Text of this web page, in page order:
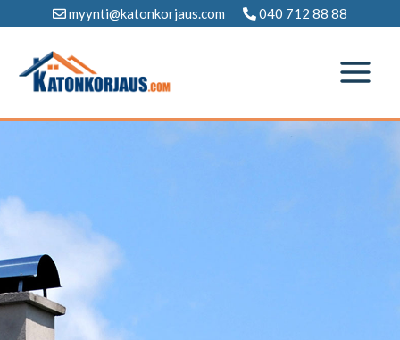
sisältöön
myynti@katonkorjaus.com 040 712 88 88